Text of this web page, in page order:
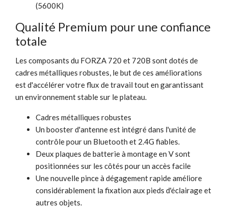
(5600K)
Qualité Premium pour une confiance
totale
Les composants du FORZA 720 et 720B sont dotés de
cadres métalliques robustes, le but de ces améliorations
est d'accélérer votre flux de travail tout en garantissant
un environnement stable sur le plateau.
Cadres métalliques robustes
Un booster d'antenne est intégré dans l'unité de
contrôle pour un Bluetooth et 2.4G fiables.
Deux plaques de batterie à montage en V sont
positionnées sur les côtés pour un accès facile
Une nouvelle pince à dégagement rapide améliore
considérablement la fixation aux pieds d'éclairage et
autres objets.